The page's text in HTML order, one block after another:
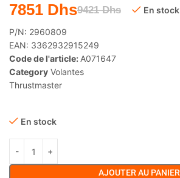
9421Dhs
7851 Dhs En stock
P/N: 2960809
EAN: 3362932915249
Code de l'article: A071647
Category Volantes
Thrustmaster
En stock
AJOUTER AU PANIER